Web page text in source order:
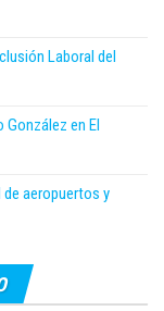
Laboral del
en El
aeropuertos y